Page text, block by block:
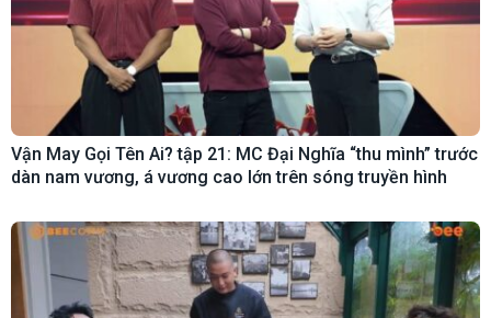
Vận May Gọi Tên Ai? tập 21: MC Đại Nghĩa “thu mình” trước
dàn nam vương, á vương cao lớn trên sóng truyền hình